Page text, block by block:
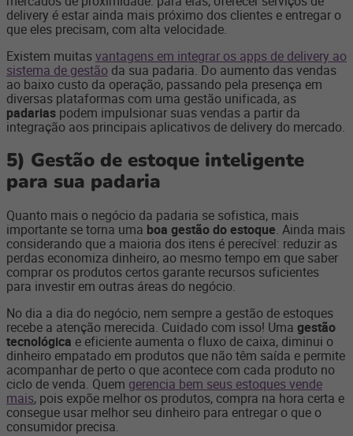
delivery é estar ainda mais próximo dos clientes e entregar o
que eles precisam, com alta velocidade.
Existem muitasvantagens em integrar os apps de delivery ao
sistema de gestão da sua padaria. Do aumento das vendas
ao baixo custo da operação, passando pela presença em
diversas plataformas com uma gestão unificada, as
padarias podem impulsionar suas vendas a partir da
integração aos principais aplicativos de delivery do mercado.
5) Gestão de estoque inteligente
para sua padaria
Quanto mais o negócio da padaria se sofistica, mais
importante se torna uma boa gestão do estoque. Ainda mais
considerando que a maioria dos itens é perecível: reduzir as
perdas economiza dinheiro, ao mesmo tempo em que saber
comprar os produtos certos garante recursos suficientes
para investir em outras áreas do negócio.
No dia a dia do negócio, nem sempre a gestão de estoques
recebe a atenção merecida. Cuidado com isso! Uma gestão
tecnológica e eficiente aumenta o fluxo de caixa, diminui o
dinheiro empatado em produtos que não têm saída e permite
acompanhar de perto o que acontece com cada produto no
ciclo de venda. Quem gerencia bem seus estoques vende
mais, pois expõe melhor os produtos, compra na hora certa e
consegue usar melhor seu dinheiro para entregar o que o
consumidor precisa.